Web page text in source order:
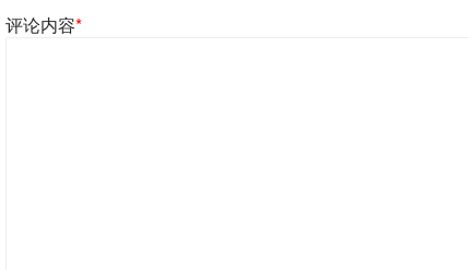
评论内容*